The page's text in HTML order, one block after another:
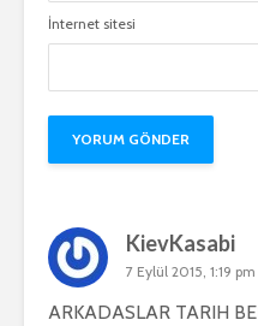
İnternet sitesi
KievKasabi
7 Eylül 2015, 1:19 pm
ARKADASLAR TARIH